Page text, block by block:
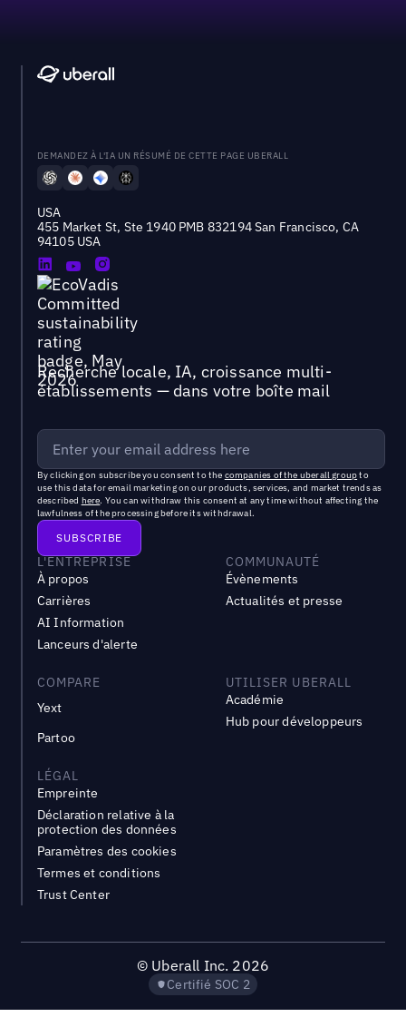
DEMANDEZ À L'IA UN RÉSUMÉ DE CETTE PAGE UBERALL
USA
455 Market St, Ste 1940 PMB 832194 San Francisco, CA
94105 USA
Recherche locale, IA, croissance multi-
établissements — dans votre boîte mail
By clicking on subscribe you consent to the companies of the uberall groupto
use this data for email marketing on our products, services, and market trends as
described here. You can withdraw this consent at any time without affecting the
lawfulness of the processing before its withdrawal.
L'ENTREPRISE
À propos
Carrières
AI Information
Lanceurs d'alerte
COMMUNAUTÉ
Évènements
Actualités et presse
COMPARE
Yext
Partoo
UTILISER UBERALL
Académie
Hub pour développeurs
LÉGAL
Empreinte
Déclaration relative à la
protection des données
Paramètres des cookies
Termes et conditions
Trust Center
© Uberall Inc. 2026
Certifié SOC 2